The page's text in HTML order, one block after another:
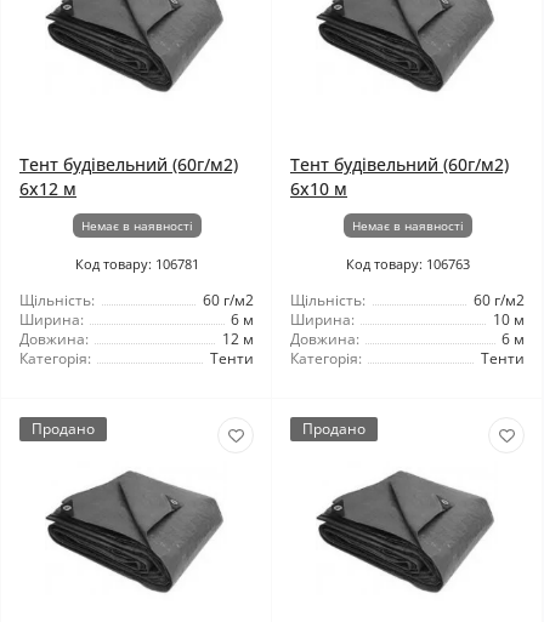
Тент будівельний (60г/м2)
6x12 м
Немає в наявності
Код товару: 106781
Щільність:
60 г/м2
Ширина:
6 м
Довжина:
12 м
Категорія:
Тенти
Тент будівельний (60г/м2)
6x10 м
Немає в наявності
Код товару: 106763
Щільність:
60 г/м2
Ширина:
10 м
Довжина:
6 м
Категорія:
Тенти
Продано Продано